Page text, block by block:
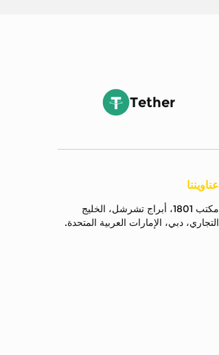
Tether
عناويننا
مكتب 1801، أبراج تشرشل، الخليج
التجاري، دبي، الإمارات العربية المتحدة.